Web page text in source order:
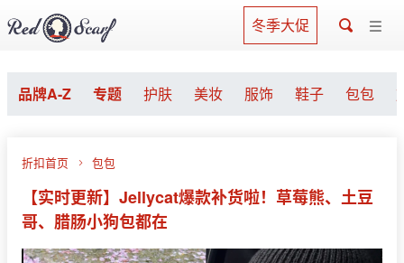
冬季大促
品牌A-Z 专题 护肤 美妆 服饰 鞋子 包包
折扣首页 包包
【实时更新】Jellycat爆款补货啦！草莓熊、土豆
哥、腊肠小狗包都在